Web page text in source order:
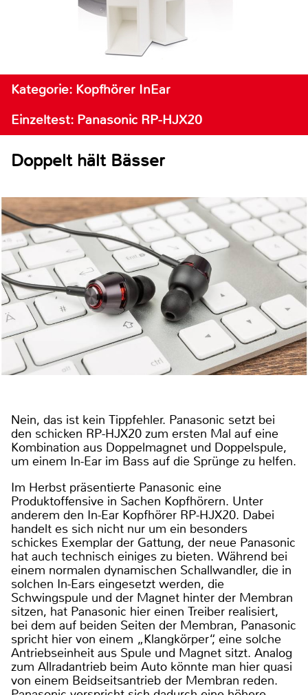
Kategorie: Kopfhörer InEar
Einzeltest: Panasonic RP-HJX20
Doppelt hält Bässer
Nein, das ist kein Tippfehler. Panasonic setzt bei
den schicken RP-HJX20 zum ersten Mal auf eine
Kombination aus Doppelmagnet und Doppelspule,
um einem In-Ear im Bass auf die Sprünge zu helfen.
Im Herbst präsentierte Panasonic eine
Produktoffensive in Sachen Kopfhörern. Unter
anderem den In-Ear Kopfhörer RP-HJX20. Dabei
handelt es sich nicht nur um ein besonders
schickes Exemplar der Gattung, der neue Panasonic
hat auch technisch einiges zu bieten. Während bei
einem normalen dynamischen Schallwandler, die in
solchen In-Ears eingesetzt werden, die
Schwingspule und der Magnet hinter der Membran
sitzen, hat Panasonic hier einen Treiber realisiert,
bei dem auf beiden Seiten der Membran, Panasonic
spricht hier von einem „Klangkörper“, eine solche
Antriebseinheit aus Spule und Magnet sitzt. Analog
zum Allradantrieb beim Auto könnte man hier quasi
von einem Beidseitsantrieb der Membran reden.